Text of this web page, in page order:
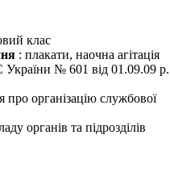
клас
: плакати, наочна агітація
№ 601 від 01.09.09
організацію службової
органів та підрозділів